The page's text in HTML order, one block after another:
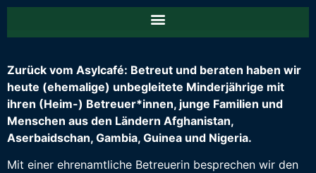
Zurück vom Asylcafé: Betreut und beraten haben wir
heute (ehemalige) unbegleitete Minderjährige mit
ihren (Heim-) Betreuer*innen, junge Familien und
Menschen aus den Ländern Afghanistan,
Aserbaidschan, Gambia, Guinea und Nigeria.
Mit einer ehrenamtliche Betreuerin besprechen wir den